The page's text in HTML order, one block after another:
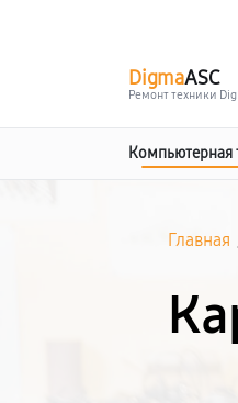
DigmaASC
Ремонт техники
Компьютерная
Главная